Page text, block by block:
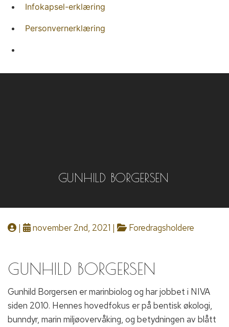
Infokapsel-erklæring
Personvernerklæring
GUNHILD BORGERSEN
| november 2nd, 2021 | Foredragsholdere
GUNHILD BORGERSEN
Gunhild Borgersen er marinbiolog og har jobbet i NIVA
siden 2010. Hennes hovedfokus er på bentisk økologi,
bunndyr, marin miljøovervåking, og betydningen av blått